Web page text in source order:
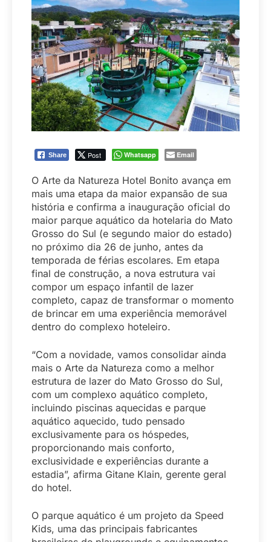
Share Post Whatsapp Email
O Arte da Natureza Hotel Bonito avança em
mais uma etapa da maior expansão de sua
história e confirma a inauguração oficial do
maior parque aquático da hotelaria do Mato
Grosso do Sul (e segundo maior do estado)
no próximo dia 26 de junho, antes da
temporada de férias escolares. Em etapa
final de construção, a nova estrutura vai
compor um espaço infantil de lazer
completo, capaz de transformar o momento
de brincar em uma experiência memorável
dentro do complexo hoteleiro.
“Com a novidade, vamos consolidar ainda
mais o Arte da Natureza como a melhor
estrutura de lazer do Mato Grosso do Sul,
com um complexo aquático completo,
incluindo piscinas aquecidas e parque
aquático aquecido, tudo pensado
exclusivamente para os hóspedes,
proporcionando mais conforto,
exclusividade e experiências durante a
estadia”, afirma Gitane Klain, gerente geral
do hotel.
O parque aquático é um projeto da Speed
Kids, uma das principais fabricantes